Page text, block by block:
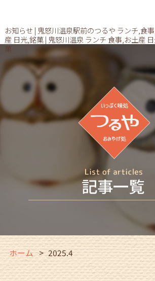
お知らせ | 鬼怒川温泉駅前のつるや ランチ,食
産 日光,銘菓 | 鬼怒川温泉 ランチ 食事,お土産
菓
ホーム 2025.4